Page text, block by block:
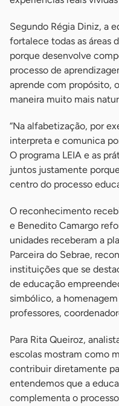
Segundo Régia Diniz, a
fortalece todas as áreas
porque desenvolve
processo de
aprende com propósito,
maneira muito mais
“Na alfabetização, por
interpreta e comunica
O programa LEIA e as
juntos justamente
centro do processo
O reconhecimento
e Benedito Camargo
unidades receberam a
Parceira do Sebrae,
instituições que se
de educação
simbólico, a
professores,
Para Rita Queiroz,
escolas mostram como
contribuir diretamente
entendemos que a
complementa o